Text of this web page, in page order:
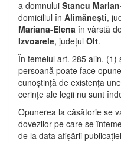
a domnului Stancu
domiciliul în Alimănești,
Mariana-Elena în vârstă
Izvoarele, județul Olt.
În temeiul art. 285 alin. (1)
persoană poate face
cunoștință de existența
cerințe ale legii nu sunt
Opunerea la căsătorie se
dovezilor pe care se
de la data afișării